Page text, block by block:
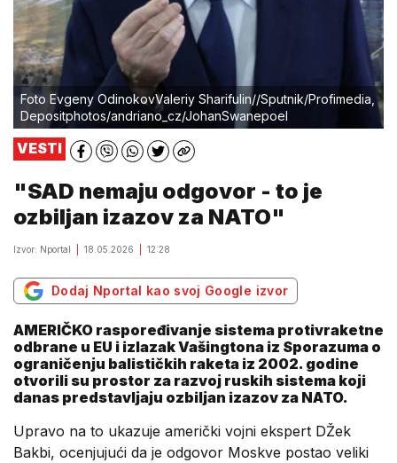
Foto Evgeny OdinokovValeriy Sharifulin//Sputnik/Profimedia,
Depositphotos/andriano_cz/JohanSwanepoel
VESTI
"SAD nemaju odgovor - to je
ozbiljan izazov za NATO"
Izvor: Nportal 18.05.2026 12:28
Dodaj Nportal kao svoj Google izvor
AMERIČKO raspoređivanje sistema protivraketne
odbrane u EU i izlazak Vašingtona iz Sporazuma o
ograničenju balističkih raketa iz 2002. godine
otvorili su prostor za razvoj ruskih sistema koji
danas predstavljaju ozbiljan izazov za NATO.
Upravo na to ukazuje američki vojni ekspert DŽek
Bakbi, ocenjujući da je odgovor Moskve postao veliki